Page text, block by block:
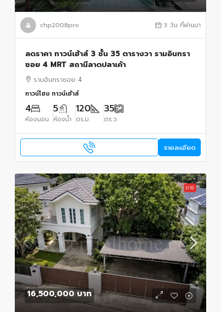
chp2008pro 3 วัน ที่ผ่านมา
ลดราคา ทาวน์เฮ้าส์ 3 ชั้น 35 ตารางวา รามอินทรา
ซอย 4 MRT สถานีลาดปลาเค้า
รามอินทราซอย 4
ทาวน์โฮม ทาวน์เฮ้าส์
4
ห้องนอน
5
ห้องน้ำ
120
ตร.ม.
35
ตร.ว.
รายละเอียด
ขาย
16,500,000 บาท